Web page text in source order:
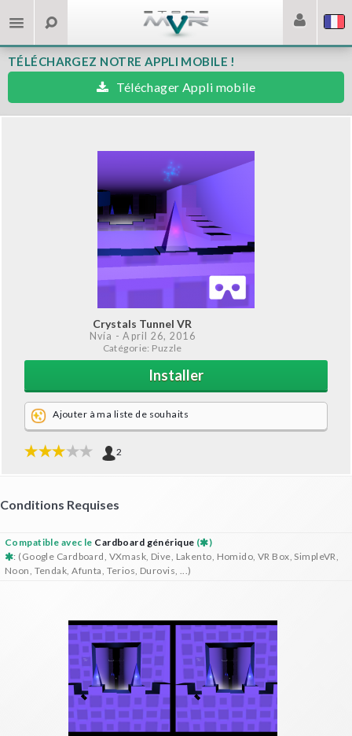
TÉLÉCHARGEZ NOTRE APPLI MOBILE !
Téléchager Appli mobile
Crystals Tunnel VR
Nvía - April 26, 2016
Catégorie: Puzzle
Installer
Ajouter à ma liste de souhaits
2
Conditions Requises
Compatible avec le Cardboard générique (
)
: (Google Cardboard, VXmask, Dive, Lakento, Homido, VR Box, SimpleVR,
Noon, Tendak, Afunta, Terios, Durovis, ...)